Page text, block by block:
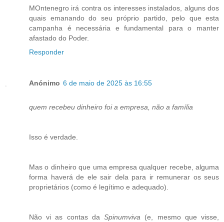
MOntenegro irá contra os interesses instalados, alguns dos
quais emanando do seu próprio partido, pelo que esta
campanha é necessária e fundamental para o manter
afastado do Poder.
Responder
Anónimo 6 de maio de 2025 às 16:55
quem recebeu dinheiro foi a empresa, não a família
Isso é verdade.
Mas o dinheiro que uma empresa qualquer recebe, alguma
forma haverá de ele sair dela para ir remunerar os seus
proprietários (como é legítimo e adequado).
Não vi as contas daSpinumviva (e, mesmo que visse,